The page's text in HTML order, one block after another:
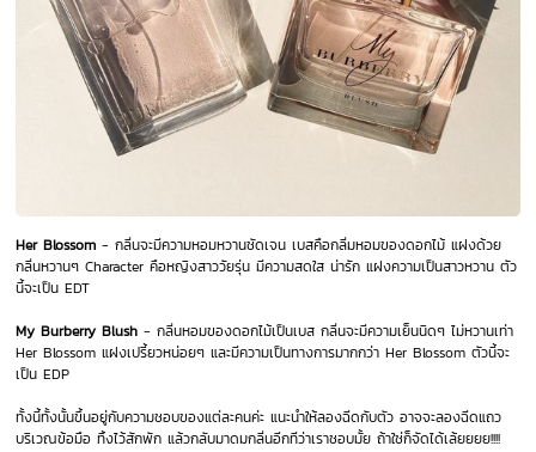
Her Blossom - กลิ่นจะมีความหอมหวานชัดเจน เบสคือกลิ่มหอมของดอกไม้ แฝงด้วย
กลิ่นหวานๆ Character คือหญิงสาววัยรุ่น มีความสดใส น่ารัก แฝงความเป็นสาวหวาน ตัว
นี้จะเป็น EDT
My Burberry Blush- กลิ่นหอมของดอกไม้เป็นเบส กลิ่นจะมีความเย็นนิดๆ ไม่หวานเท่า
Her Blossom แฝงเปรี้ยวหน่อยๆ และมีความเป็นทางการมากกว่า Her Blossom ตัวนี้จะ
เป็น EDP
ทั้งนี้ทั้งนั้นขึ้นอยู่กับความชอบของแต่ละคนค่ะ แนะนำให้ลองฉีดกับตัว อาจจะลองฉีดแถว
บริเวณข้อมือ ทิ้งไว้สักพัก แล้วกลับมาดมกลิ่นอีกทีว่าเราชอบมั้ย ถ้าใช่ก็จัดได้เล้ยยยย!!!!